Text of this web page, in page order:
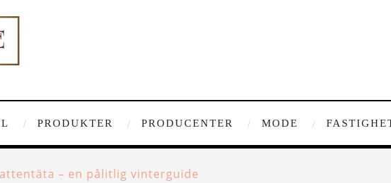
PRODUKTER PRODUCENTER MODE
– en pålitlig vinterguide